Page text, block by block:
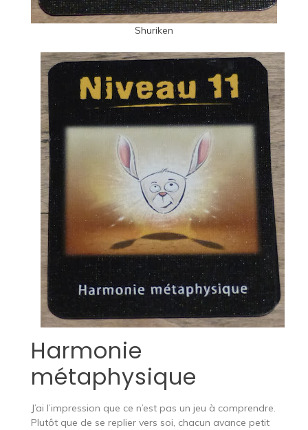
Shuriken
Harmonie
métaphysique
J’ai l’impression que ce n’est pas un jeu à comprendre.
Plutôt que de se replier vers soi, chacun avance petit